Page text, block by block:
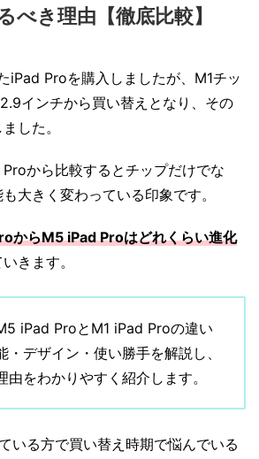
べき理由【徹底比較】
iPad Proを購入しましたが、M1チッ
インチから買い替えとなり、その
した。
から比較するとチップだけでな
大きく変わっている印象です。
からM5 iPad Proはどれくらい進化
きます。
iPad ProとM1 iPad Proの違い
・デザイン・使い勝手を解説し、
由をわかりやすく紹介します。
いる方で買い替え時期で悩んでいる